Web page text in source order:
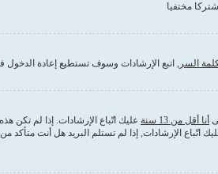
مختفيا
السر , اتبع الإرشادات وسوف تستطيع إعادة
أنا أقل من 13 سنة
عليك اتّباع الإرشادات. إذا لم تكن
اتّباع الإرشادات, إذا لم تستلم البريد هل أنت